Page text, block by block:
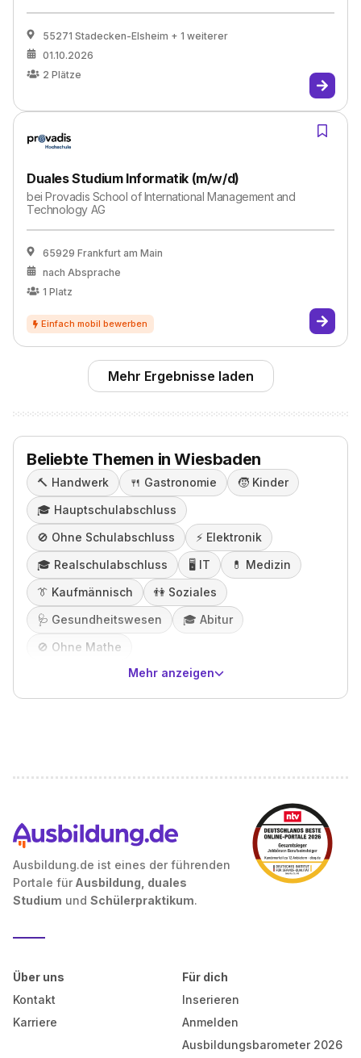
55271 Stadecken-Elsheim + 1 weiterer
01.10.2026
2 Plätze
Duales Studium Informatik (m/w/d)
beiProvadis School of International Management and
Technology AG
65929 Frankfurt am Main
nach Absprache
1 Platz
Mehr Ergebnisse laden
Beliebte Themen in Wiesbaden
🔨 Handwerk 🍴 Gastronomie 🧒 Kinder
🎓️ Hauptschulabschluss
🚫 Ohne Schulabschluss ⚡️ Elektronik
🎓️ Realschulabschluss 🖥️ IT 💊 Medizin
👔 Kaufmännisch 👫 Soziales
🩺 Gesundheitswesen 🎓️ Abitur
🚫 Ohne Mathe
Mehr anzeigen
Ausbildung.de ist eines der führenden
Portale für Ausbildung, duales
Studium und Schülerpraktikum.
Über uns
Kontakt
Karriere
Für dich
Inserieren
Anmelden
Ausbildungsbarometer 2026